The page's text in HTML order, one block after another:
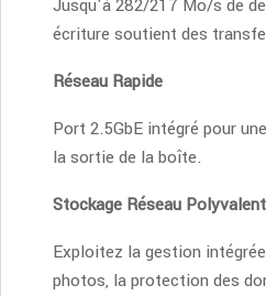
Jusqu'à 282/217 Mo/s de
écriture soutient des
Réseau Rapide
Port 2.5GbE intégré pour
la sortie de la boîte.
Stockage Réseau Polyvalent
Exploitez la gestion
photos, la protection des